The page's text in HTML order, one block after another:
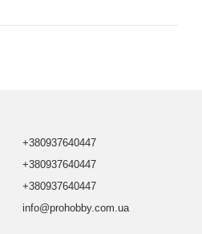
+380937640447
+380937640447
+380937640447
info@prohobby.com.ua